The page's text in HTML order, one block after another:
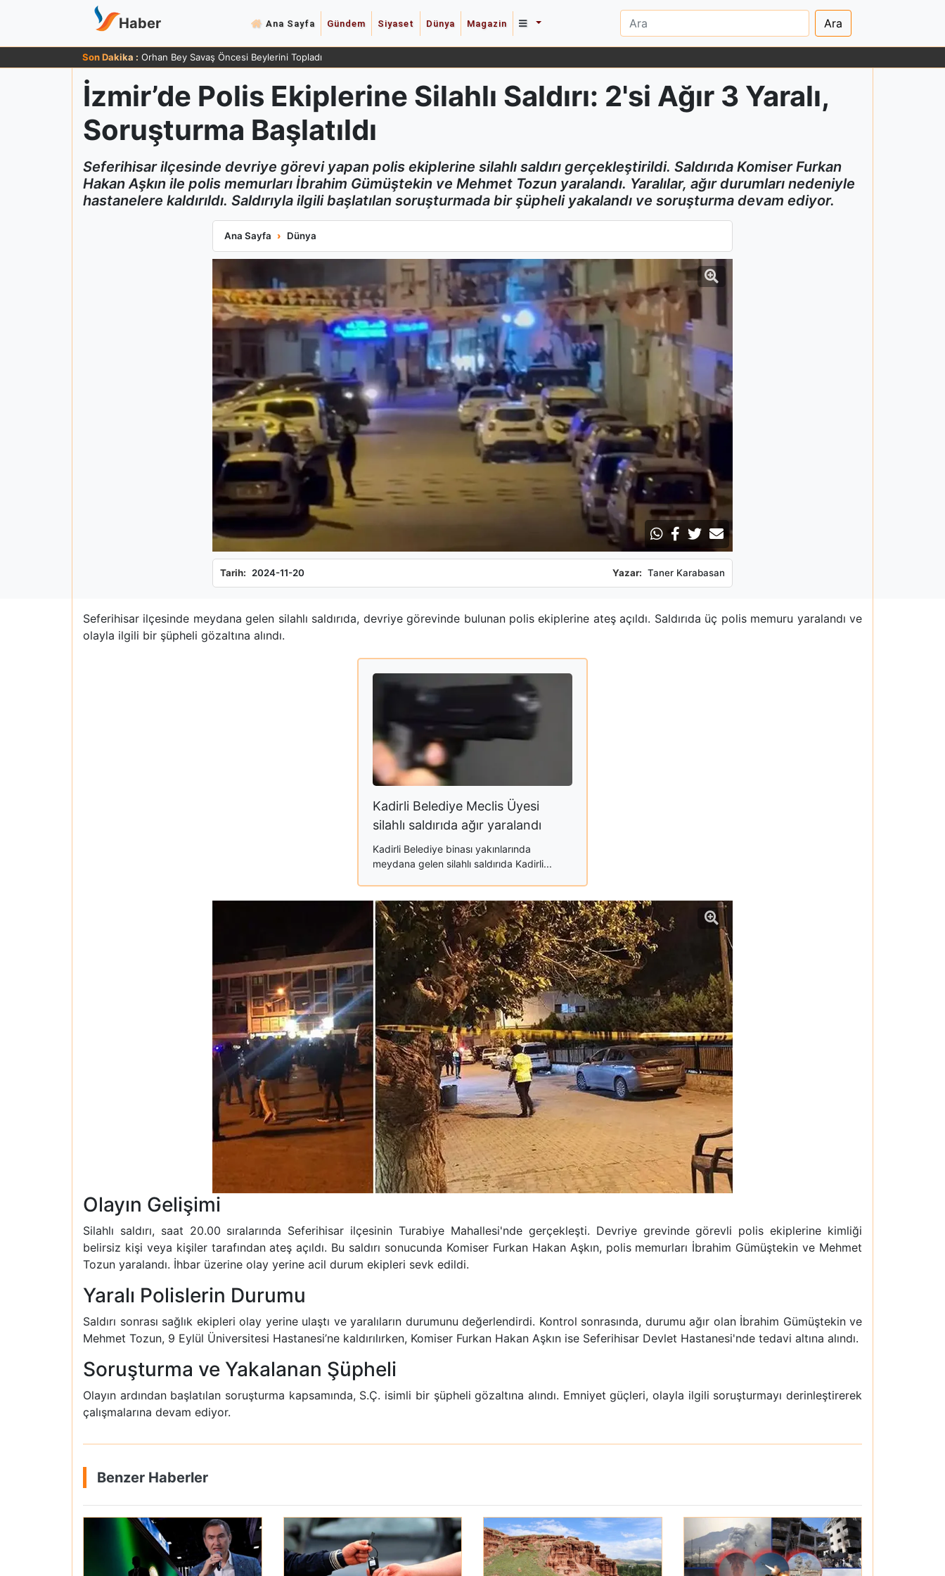
Haber Ana Sayfa Gündem Siyaset Dünya Magazin Ara
Son Dakika : Orhan Bey Savaş Öncesi Beylerini Topladı
İzmir’de Polis Ekiplerine Silahlı Saldırı: 2'si Ağır 3 Yaralı,
Soruşturma Başlatıldı
Seferihisar ilçesinde devriye görevi yapan polis ekiplerine silahlı saldırı gerçekleştirildi. Saldırıda Komiser Furkan
Hakan Aşkın ile polis memurları İbrahim Gümüştekin ve Mehmet Tozun yaralandı. Yaralılar, ağır durumları nedeniyle
hastanelere kaldırıldı. Saldırıyla ilgili başlatılan soruşturmada bir şüpheli yakalandı ve soruşturma devam ediyor.
Ana Sayfa Dünya
İzmir’de Polis Ekiplerine Silahlı Saldırı: 2'si Ağır 3 Yaralı, Soruşturma Başlatıldı
Tarih: 2024-11-20 Yazar: Taner Karabasan
Seferihisar ilçesinde meydana gelen silahlı saldırıda, devriye görevinde bulunan polis ekiplerine ateş açıldı. Saldırıda üç polis memuru yaralandı ve
olayla ilgili bir şüpheli gözaltına alındı.
Kadirli Belediye Meclis Üyesi
silahlı saldırıda ağır yaralandı
Kadirli Belediye binası yakınlarında
meydana gelen silahlı saldırıda Kadirli...
Olayın Gelişimi
Silahlı saldırı, saat 20.00 sıralarında Seferihisar ilçesinin Turabiye Mahallesi'nde gerçekleşti. Devriye grevinde görevli polis ekiplerine kimliği
belirsiz kişi veya kişiler tarafından ateş açıldı. Bu saldırı sonucunda Komiser Furkan Hakan Aşkın, polis memurları İbrahim Gümüştekin ve Mehmet
Tozun yaralandı. İhbar üzerine olay yerine acil durum ekipleri sevk edildi.
Yaralı Polislerin Durumu
Saldırı sonrası sağlık ekipleri olay yerine ulaştı ve yaralıların durumunu değerlendirdi. Kontrol sonrasında, durumu ağır olan İbrahim Gümüştekin ve
Mehmet Tozun, 9 Eylül Üniversitesi Hastanesi’ne kaldırılırken, Komiser Furkan Hakan Aşkın ise Seferihisar Devlet Hastanesi'nde tedavi altına alındı.
Soruşturma ve Yakalanan Şüpheli
Olayın ardından başlatılan soruşturma kapsamında, S.Ç. isimli bir şüpheli gözaltına alındı. Emniyet güçleri, olayla ilgili soruşturmayı derinleştirerek
çalışmalarına devam ediyor.
Benzer Haberler